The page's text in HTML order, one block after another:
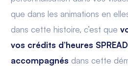
que dans les animations en
dans cette histoire, c’est que
vos crédits d’heures
accompagnés dans cette